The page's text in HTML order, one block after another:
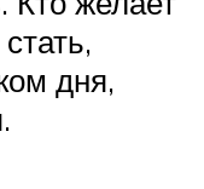
дня,